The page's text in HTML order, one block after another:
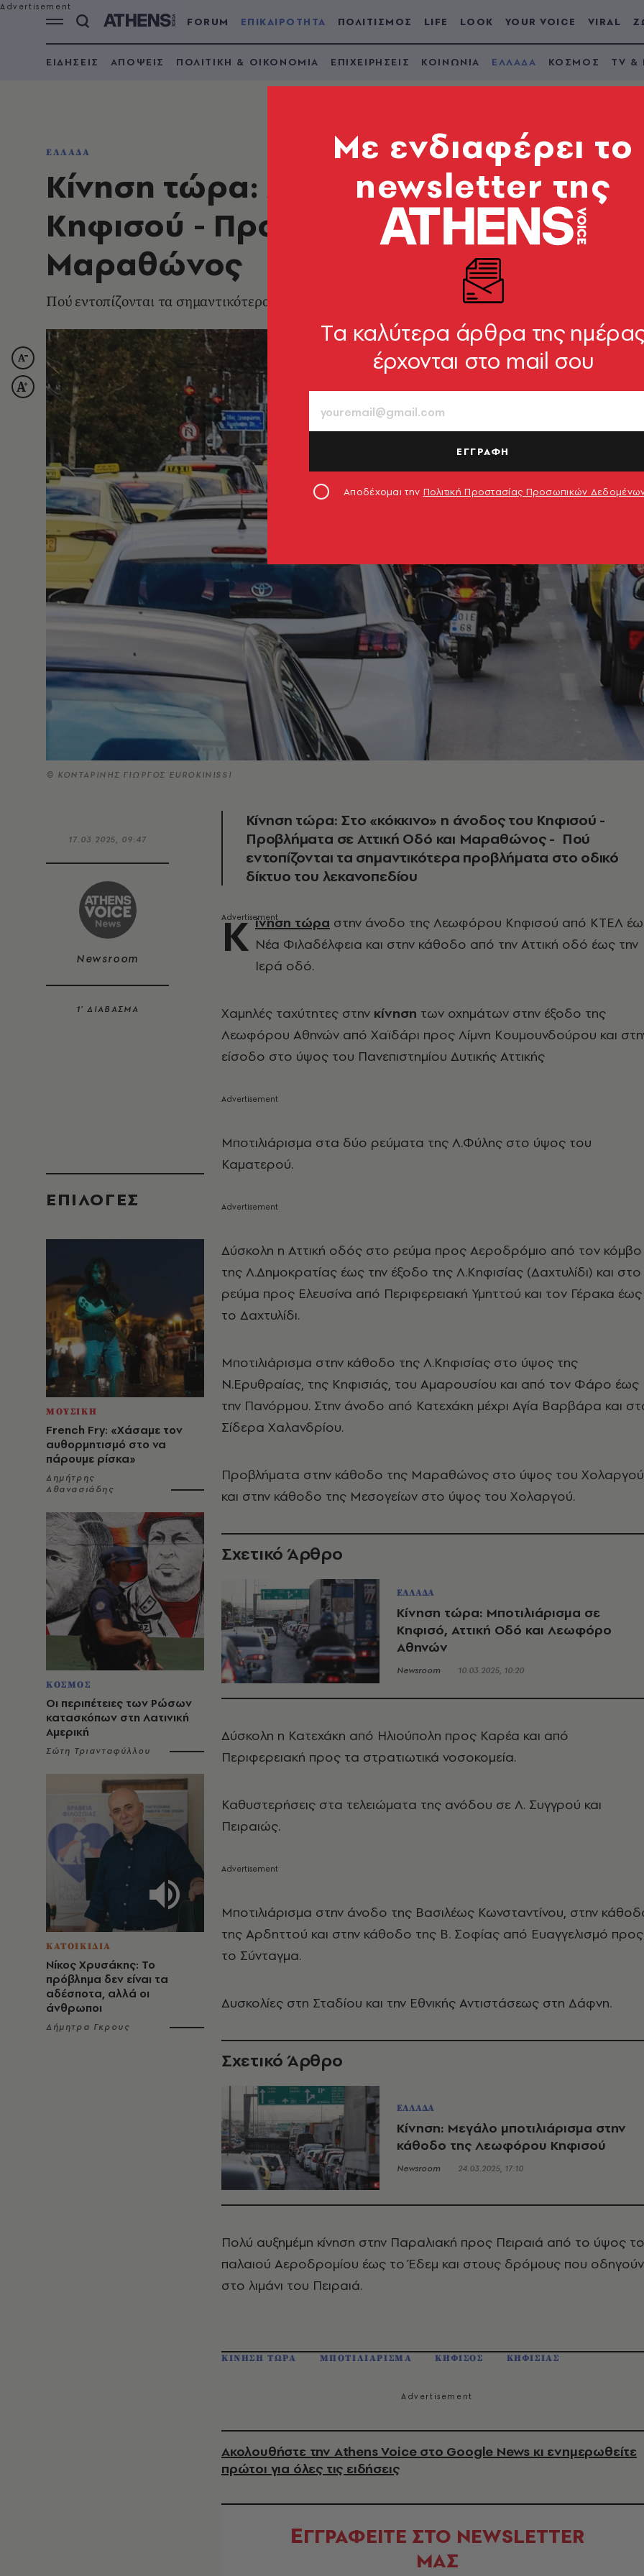
FORUM ΕΠΙΚΑΙΡΟΤΗΤΑ ΠΟΛΙΤΙΣΜΟΣ LIFE LOOK YOUR VOICE VIRAL
ΕΙΔΗΣΕΙΣ ΑΠΟΨΕΙΣ ΠΟΛΙΤΙΚΗ & ΟΙΚΟΝΟΜΙΑ ΕΠΙΧΕΙΡΗΣΕΙΣ ΚΟΙΝΩΝΙΑ ΕΛΛΑΔΑ ΚΟΣΜΟΣ TV &
ΕΛΛΑΔΑ
Κίνηση τώρα: Στο «κόκκινο» η
Κηφισού - Προβλήματα σε Αττική
Μαραθώνος
Πού εντοπίζονται τα σημαντικότερα προβλήματα στο οδικό δίκτυο του λεκανοπεδίου
© ΚΟΝΤΑΡΙΝΗΣ ΓΙΩΡΓΟΣ EUROKINISSI
17.03.2025, 09:47
Newsroom
1’ ΔΙΑΒΑΣΜΑ
EΠΙΛΟΓΈΣ
ΜΟΥΣΙΚΗ
French Fry: «Χάσαμε τον
αυθορμητισμό στο να
πάρουμε ρίσκα»
Δημήτρης
Αθανασιάδης
ΚΟΣΜΟΣ
Οι περιπέτειες των Ρώσων
κατασκόπων στη Λατινική
Αμερική
Σώτη Τριανταφύλλου
ΚΑΤΟΙΚΙΔΙΑ
Νίκος Χρυσάκης: Το
πρόβλημα δεν είναι τα
αδέσποτα, αλλά οι
άνθρωποι
Δήμητρα Γκρους
Κίνηση τώρα: Στο «κόκκινο» η άνοδος του Κηφισού -
Προβλήματα σε Αττική Οδό και Μαραθώνος - Πού
εντοπίζονται τα σημαντικότερα προβλήματα στο οδικό
δίκτυο του λεκανοπεδίου
Κ ίνηση τώρα στην άνοδο της Λεωφόρου Κηφισού από ΚΤΕΛ
Νέα Φιλαδέλφεια και στην κάθοδο από την Αττική οδό έως την
Ιερά οδό.
Χαμηλές ταχύτητες στην κίνηση των οχημάτων στην έξοδο της
Λεωφόρου Αθηνών από Χαϊδάρι προς Λίμνη Κουμουνδούρου και
είσοδο στο ύψος του Πανεπιστημίου Δυτικής Αττικής
Μποτιλιάρισμα στα δύο ρεύματα της Λ.Φύλης στο ύψος του
Καματερού.
Δύσκολη η Αττική οδός στο ρεύμα προς Αεροδρόμιο από τον κόμβο
της Λ.Δημοκρατίας έως την έξοδο της Λ.Κηφισίας (Δαχτυλίδι) και στο
ρεύμα προς Ελευσίνα από Περιφερειακή Υμηττού και τον Γέρακα έως
το Δαχτυλίδι.
Μποτιλιάρισμα στην κάθοδο της Λ.Κηφισίας στο ύψος της
Ν.Ερυθραίας, της Κηφισιάς, του Αμαρουσίου και από τον Φάρο έως
την Πανόρμου. Στην άνοδο από Κατεχάκη μέχρι Αγία Βαρβάρα και
Σίδερα Χαλανδρίου.
Προβλήματα στην κάθοδο της Μαραθώνος στο ύψος του Χολαργού
και στην κάθοδο της Μεσογείων στο ύψος του Χολαργού.
Σχετικό Άρθρο
ΕΛΛΑΔΑ
Κίνηση τώρα: Μποτιλιάρισμα σε
Κηφισό, Αττική Οδό και Λεωφόρο
Αθηνών
Newsroom 10.03.2025, 10:20
Δύσκολη η Κατεχάκη από Ηλιούπολη προς Καρέα και από
Περιφερειακή προς τα στρατιωτικά νοσοκομεία.
Καθυστερήσεις στα τελειώματα της ανόδου σε Λ. Συγγρού και
Πειραιώς.
Μποτιλιάρισμα στην άνοδο της Βασιλέως Κωνσταντίνου, στην
της Αρδηττού και στην κάθοδο της Β. Σοφίας από Ευαγγελισμό προς
το Σύνταγμα.
Δυσκολίες στη Σταδίου και την Εθνικής Αντιστάσεως στη Δάφνη.
Σχετικό Άρθρο
ΕΛΛΑΔΑ
Κίνηση: Μεγάλο μποτιλιάρισμα στην
κάθοδο της Λεωφόρου Κηφισού
Newsroom 24.03.2025, 17:10
Πολύ αυξημέμη κίνηση στην Παραλιακή προς Πειραιά από το ύψος
παλαιού Αεροδρομίου έως το Έδεμ και στους δρόμους που οδηγούν
στο λιμάνι του Πειραιά.
ΚΙΝΗΣΗ ΤΩΡΑ ΜΠΟΤΙΛΙΑΡΙΣΜΑ ΚΗΦΙΣΟΣ ΚΗΦΙΣΙΑΣ
Ακολουθήστε την Athens Voice στο Google News κι ενημερωθείτε
πρώτοι για όλες τις ειδήσεις
ΕΓΓΡΑΦΕΙΤΕ ΣΤΟ NEWSLETTER
ΜΑΣ
Mε ενδιαφέρει το
newsletter της
Tα καλύτερα άρθρα της
έρχονται στο mail σου
ΕΓΓΡΑΦΗ
Αποδέχομαι την Πολιτική Προστασίας Προσωπικών